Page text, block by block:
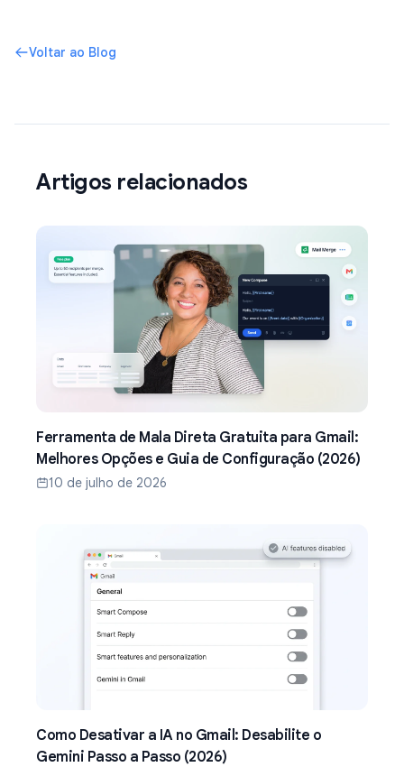
Voltar ao Blog
Artigos relacionados
Ferramenta de Mala Direta Gratuita para Gmail:
Melhores Opções e Guia de Configuração (2026)
10 de julho de 2026
Como Desativar a IA no Gmail: Desabilite o
Gemini Passo a Passo (2026)